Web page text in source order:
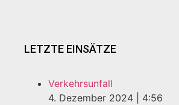
LETZTE EINSÄTZE
Verkehrsunfall
4. Dezember 2024
4:56